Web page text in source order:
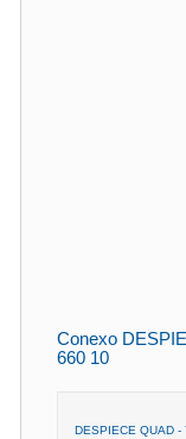
Conexo
660 10
DESPIECE QUAD -